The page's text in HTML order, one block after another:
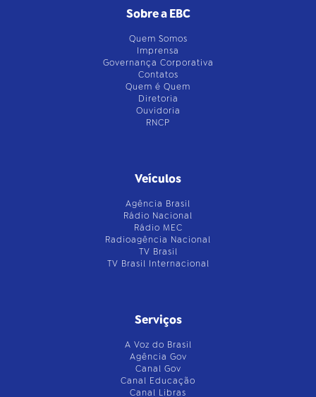
Sobre a EBC
Quem Somos
Imprensa
Governança Corporativa
Contatos
Quem é Quem
Diretoria
Ouvidoria
RNCP
Veículos
Agência Brasil
Rádio Nacional
Rádio MEC
Radioagência Nacional
TV Brasil
TV Brasil Internacional
Serviços
A Voz do Brasil
Agência Gov
Canal Gov
Canal Educação
Canal Libras